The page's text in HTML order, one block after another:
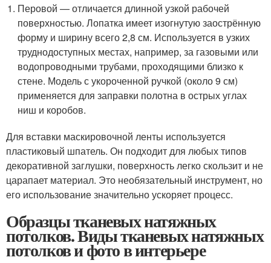
Перовой — отличается длинной узкой рабочей
поверхностью. Лопатка имеет изогнутую заострённую
форму и ширину всего 2,8 см. Используется в узких
труднодоступных местах, например, за газовыми или
водопроводными трубами, проходящими близко к
стене. Модель с укороченной ручкой (около 9 см)
применяется для заправки полотна в острых углах
ниш и коробов.
Для вставки маскировочной ленты используется
пластиковый шпатель. Он подходит для любых типов
декоративной заглушки, поверхность легко скользит и не
царапает материал. Это необязательный инструмент, но
его использование значительно ускоряет процесс.
Образцы тканевых натяжных
потолков. Виды тканевых натяжных
потолков и фото в интерьере